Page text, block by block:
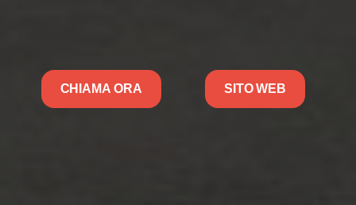
CHIAMA ORA SITO WEB